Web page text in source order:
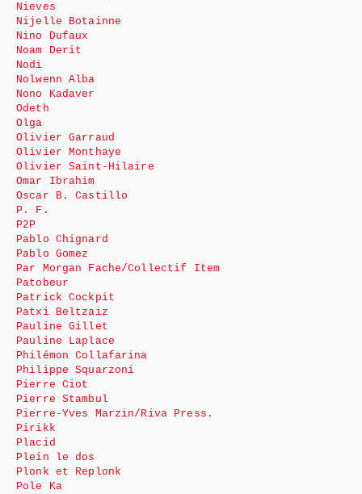
Nieves
Nijelle Botainne
Nino Dufaux
Noam Derit
Nodi
Nolwenn Alba
Nono Kadaver
Odeth
Olga
Olivier Garraud
Olivier Monthaye
Olivier Saint-Hilaire
Omar Ibrahim
Oscar B. Castillo
P. F.
P2P
Pablo Chignard
Pablo Gomez
Par Morgan Fache/Collectif Item
Patobeur
Patrick Cockpit
Patxi Beltzaiz
Pauline Gillet
Pauline Laplace
Philémon Collafarina
Philippe Squarzoni
Pierre Ciot
Pierre Stambul
Pierre-Yves Marzin/Riva Press.
Pirikk
Placid
Plein le dos
Plonk et Replonk
Pole Ka